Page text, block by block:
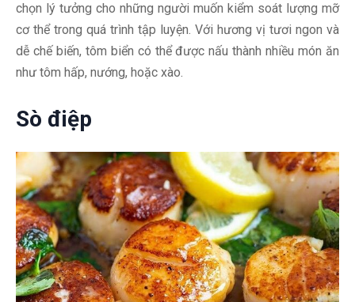
chọn lý tưởng cho những người muốn kiểm soát lượng mỡ
cơ thể trong quá trình tập luyện. Với hương vị tươi ngon và
dễ chế biến, tôm biển có thể được nấu thành nhiều món ăn
như tôm hấp, nướng, hoặc xào.
Sò điệp